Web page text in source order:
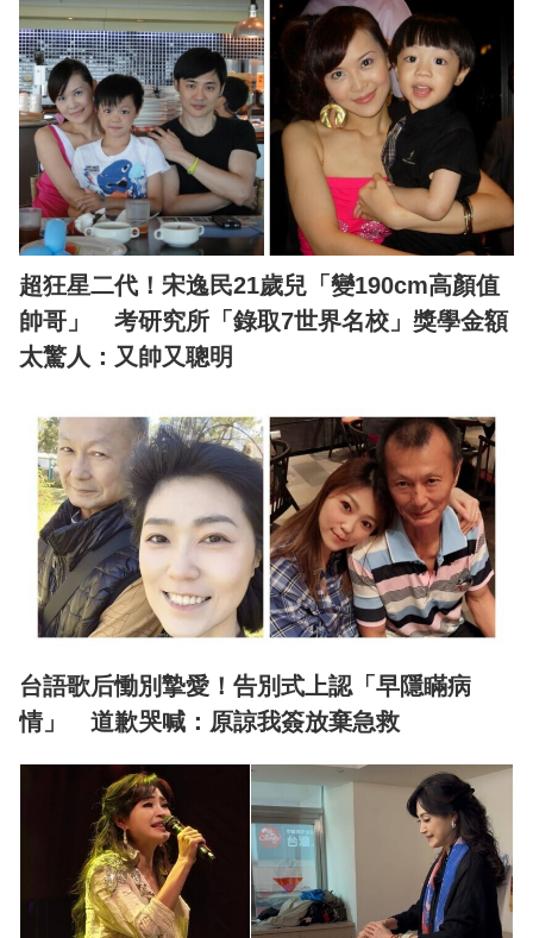
超狂星二代！宋逸民21歲兒「變190cm高顏值
帥哥」 考研究所「錄取7世界名校」獎學金額
太驚人：又帥又聰明
台語歌后慟別摯愛！告別式上認「早隱瞞病
情」 道歉哭喊：原諒我簽放棄急救